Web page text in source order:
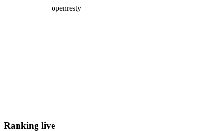
Ranking live